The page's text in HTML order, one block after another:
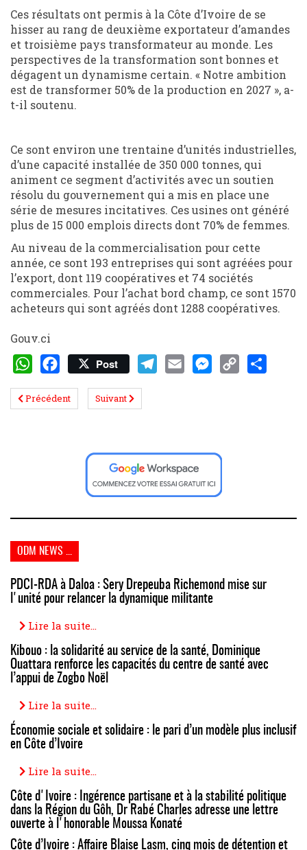
Ces résultats ont permis à la Côte d’Ivoire de se
hisser au rang de deuxième exportateur d’amandes
et troisième pays transformateur au monde. Les
perspectives de la transformation sont bonnes et
dégagent un dynamisme certain. « Notre ambition
est de transformer 50% de la production en 2027 », a-
t-il soutenu.
Ce sont environ une trentaine d’unités industrielles,
d’une capacité installée de 350 000 tonnes, qui
animent ce segment d’activités avec un soutien
résolu du gouvernement qui a mis en place une
série de mesures incitatives. Ces usines ont généré
plus de 15 000 emplois directs dont 70% de femmes.
Au niveau de la commercialisation pour cette
année, ce sont 193 entreprises qui sont agréées pour
l’export, dont 119 coopératives et 74 sociétés
commerciales. Pour l’achat bord champ, ce sont 1570
acheteurs qui sont agréés dont 1288 coopératives.
Gouv.ci
Post
Précédent Suivant
ODM NEWS ...
PDCI-RDA à Daloa : Sery Drepeuba Richemond mise sur
l'unité pour relancer la dynamique militante
Lire la suite...
Kibouo : la solidarité au service de la santé, Dominique
Ouattara renforce les capacités du centre de santé avec
l’appui de Zogbo Noël
Lire la suite...
Économie sociale et solidaire : le pari d’un modèle plus inclusif
en Côte d’Ivoire
Lire la suite...
Côte d'Ivoire : Ingérence partisane et à la stabilité politique
dans la Région du Gôh, Dr Rabé Charles adresse une lettre
ouverte à l'honorable Moussa Konaté
Côte d’Ivoire : Affaire Blaise Lasm, cinq mois de détention et